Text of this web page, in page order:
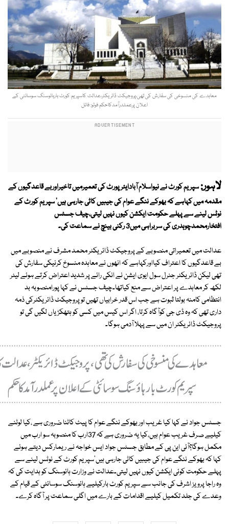
معاہدے کی منسوخی کی سفارش کی تھی،پروجیکٹ ڈائریکٹر،عدالت کاسپریم کورٹ بارہائوسنگ سوسائٹی کے
اعلان پرعملدرآمدکاحکم فوٹو: فائل
لاہور:سپریم کورٹ نے نیواسلام آبادایئرپورٹ کی تعمیرمیں تاخیراوربے قاعدگیوں کے
مقدمہ میں کہاہے کہ بھوکے ننگے عوام کی جیبیں کاٹی جارہی ہیں' سپریم کورٹ کے
نوٹس لینے سے پہلے حکومت ایکشن کیوں نہیں لیتی،چیف جسٹس
افتخارمحمدچوہدری کی سربراہی میں3 رکنی بینچ نے سماعت کی۔
عدالت میں تعمیراتی منصوبے کے پروجیکٹ ڈائریکٹر محمد مشرف نے منصوبے میں
بے قاعدگیوں کا اعتراف کیااورکہاہے کہ انھوں نے معاہدہ منسوخ کرنیکی سفارش کی
تھی لیکن ڈائریکٹر جنرل سول ایوی ایشن نے انکی رائے پر شدید اعتراض کرتے ہوئے لیٹر
لکھ کر معاہدے پر اعتراض سے منع کیاتھا۔چیف جسٹس نے کہا پورامنصوبہ بد
انتظامی کامنہ بولتا ثبوت ہے جب اس قدر خرابیاں تھیں تو پروجیکٹ ڈائریکٹرکی ذمہ
داری تھی کہ وہ ڈی جی کوآگاہ کرتا، اگر اس کیس میں کسی کو ہتھکڑیاں لگیں گی تو
پروجیکٹ ڈائریکٹر ان میں سے پہلا آدمی ہوگا۔
جسٹس جواد نے کہا کیا غریب اور بھوکے ننگے عوام کا پیٹ کاٹنا ضروری ہے ،کیا لوٹنے
کیلیے صرف غریب عوام ہیں،کیا یہ ضروری ہے کہ 37ارب کا منصوبہ سو ارب میں
مکمل ہوگا؟آئی این پی کے مطابق جسٹس جواد ایس خواجہ نے ریمارکس دیتے ہوئے
کہا کہ بھوکے ننگے عوام کی جیبیں کاٹی جارہی ہیں'سپریم کورٹ کے نوٹس لینے سے
پہلے حکومت کوئی ایکشن کیوں نہیں لیتی۔عدالت نے وزارت ہائوسنگ کو ہدایت کی کہ
وہ راجا پرویز اشرف کی جانب سے سپریم کورٹ بارکیلیے ہائوسنگ سوسائٹی کے قیام کے
وعدے کی جلد تکمیل کیلیے اقدامات کے بارے میں اگلی سماعت پر آگاہ کرے۔